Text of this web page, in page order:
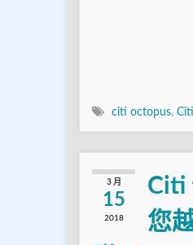
citi octopus,
3 月
15
2018
Citi
您